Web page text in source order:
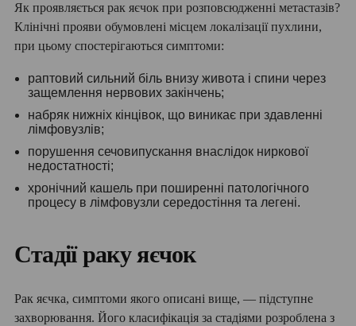
Як проявляється рак яєчок при розповсюдженні метастазів?
Клінічні прояви обумовлені місцем локалізації пухлини,
при цьому спостерігаються симптоми:
раптовий сильний біль внизу живота і спини через
защемлення нервових закінчень;
набряк нижніх кінцівок, що виникає при здавленні
лімфовузлів;
порушення сечовипускання внаслідок ниркової
недостатності;
хронічний кашель при поширенні патологічного
процесу в лімфовузли середостіння та легені.
Стадії раку яєчок
Рак яєчка, симптоми якого описані вище, — підступне
захворювання. Його класифікація за стадіями розроблена з